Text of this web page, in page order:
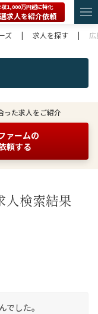
収1,000万円超に特化
求人を紹介依頼
ズ
| 求人を探す |
った求人をご紹介
ァームの
頼する
人検索結果
でした。